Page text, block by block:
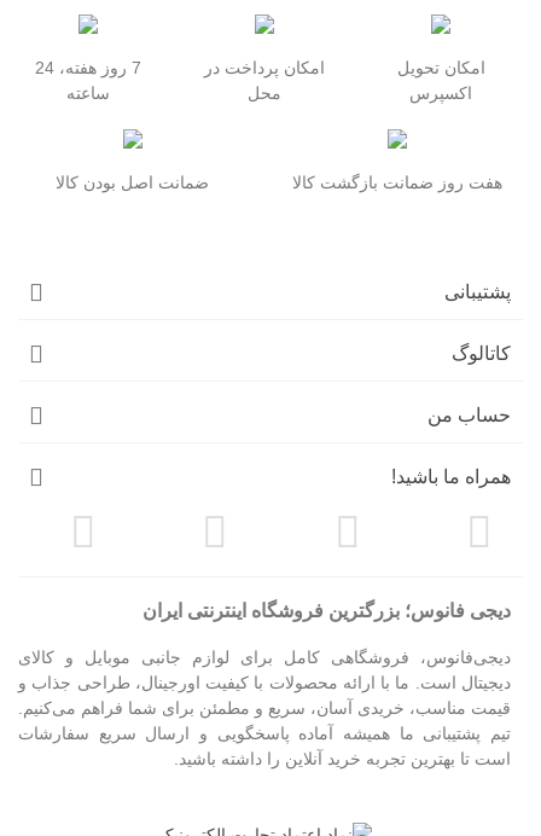
امکان تحویل
اکسپرس
امکان پرداخت در
محل
7 روز هفته، 24
ساعته
هفت روز ضمانت بازگشت کالا ضمانت اصل بودن کالا
پشتیبانی
کاتالوگ
حساب من
همراه ما باشید!
دیجی فانوس؛ بزرگترین فروشگاه اینترنتی ایران
دیجی‌فانوس، فروشگاهی کامل برای لوازم جانبی موبایل و کالای
دیجیتال است. ما با ارائه محصولات با کیفیت اورجینال، طراحی جذاب و
قیمت مناسب، خریدی آسان، سریع و مطمئن برای شما فراهم می‌کنیم.
تیم پشتیبانی ما همیشه آماده پاسخگویی و ارسال سریع سفارشات
است تا بهترین تجربه خرید آنلاین را داشته باشید.